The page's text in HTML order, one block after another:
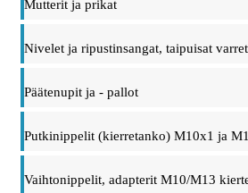
Mutterit ja prikat
Nivelet ja ripustinsangat, taipuisat varret
Päätenupit ja - pallot
Putkinippelit (kierretanko) M10x1 ja
Vaihtonippelit, adapterit M10/M13